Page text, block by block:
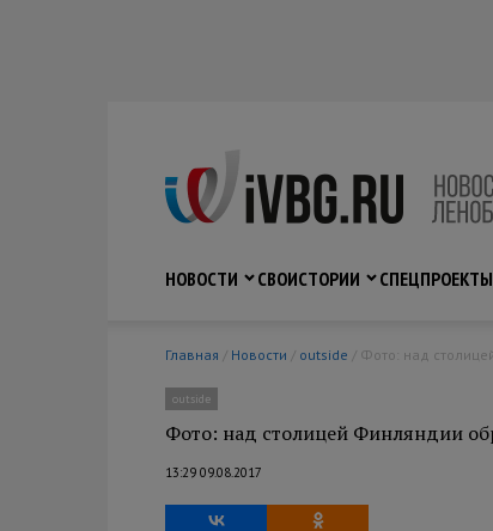
НОВОСТИ
СВОИСТОРИИ СПЕЦПРОЕКТЫ
Главная / Новости / outside / Фото: над
outside
Фото: над столицей Финляндии
13:29 09.08.2017